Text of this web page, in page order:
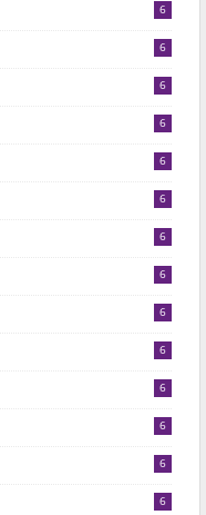
6
6
6
6
6
6
6
6
6
6
6
6
6
6